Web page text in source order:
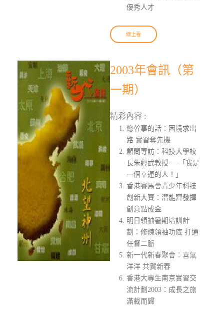
優秀人才
線上看
2003年會訊（第
一期）
精彩內容 :
總幹事的話：困境求出
路 實習奪先機
顧問專訪：科技大學校
長朱經武教授──「我是
一個幸運的人！」
香港賽馬會青少年科技
創新大賽：潛能齊發揮
創意點成金
明日領袖暑期培訓計
劃：修煉領袖功底 打通
任督二脈
新一代新春聚會：喜氣
洋洋 共賀新春
香港大專生南京實習交
流計劃2003：成長之旅
滿載而歸